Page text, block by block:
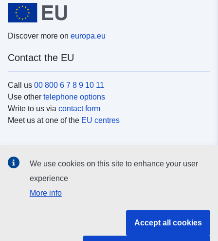
Discover more on europa.eu
Contact the EU
Call us 00 800 6 7 8 9 10 11
Use other telephone options
Write to us via contact form
Meet us at one of the EU centres
Search for EUsocial media channels
We use cookies on this site to enhance your user
experience
More info
Accept all cookies